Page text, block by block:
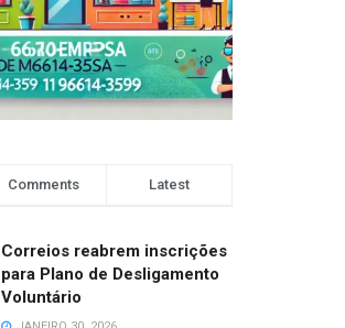
Comments Latest
Correios reabrem inscrições
para Plano de Desligamento
Voluntário